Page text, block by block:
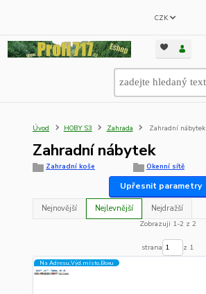
CZK
Úvod HOBY S3 Zahrada Zahradní nábytek
Zahradní nábytek
Zahradní koše Okenní sítě
Upřesnit parametry
Nejnovější Nejlevnější
Nejdražší
Zobrazuji 1-2 z 2
strana z 1
Na Adresu,Výd.místo,Boxu